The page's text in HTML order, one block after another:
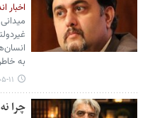
اخبار
به
۱۴۰۵-
چرا